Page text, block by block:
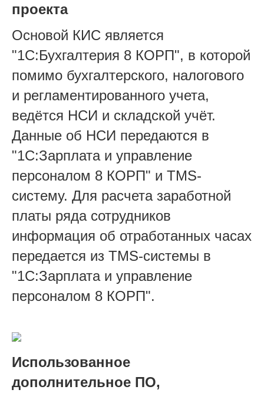
проекта
Основой КИС является
"1С:Бухгалтерия 8 КОРП", в которой
помимо бухгалтерского, налогового
и регламентированного учета,
ведётся НСИ и складской учёт.
Данные об НСИ передаются в
"1С:Зарплата и управление
персоналом 8 КОРП" и TMS-
систему. Для расчета заработной
платы ряда сотрудников
информация об отработанных часах
передается из TMS-системы в
"1С:Зарплата и управление
персоналом 8 КОРП".
Использованное
дополнительное ПО,